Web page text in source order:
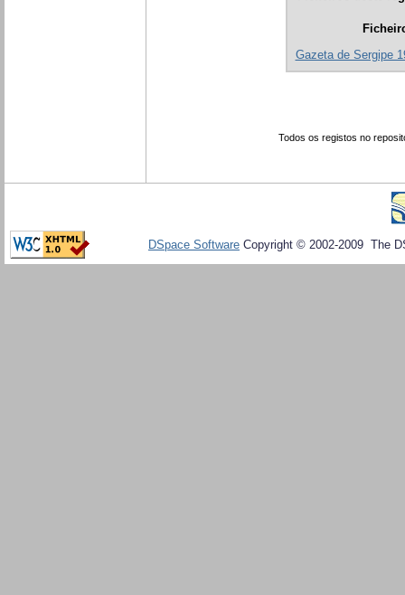
Gazeta de Sergipe
Todos os registos no
DSpace Software Copyright © 2002-2009 The